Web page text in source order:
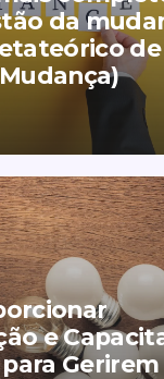
da
de
e
Gerirem